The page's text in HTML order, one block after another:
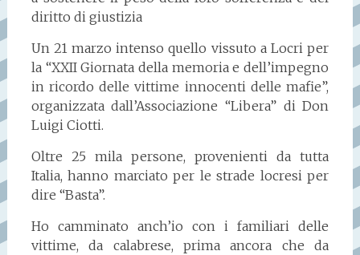
diritto di giustizia
Un 21 marzo intenso quello vissuto a Locri per
la “XXII Giornata della memoria e dell’impegno
in ricordo delle vittime innocenti delle mafie”,
organizzata dall’Associazione “Libera” di Don
Luigi Ciotti.
Oltre 25 mila persone, provenienti da tutta
Italia, hanno marciato per le strade locresi per
dire “Basta”.
Ho camminato anch’io con i familiari delle
vittime, da calabrese, prima ancora che da